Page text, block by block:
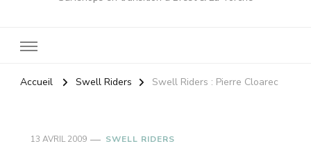
Accueil Swell Riders Swell Riders : Pierre Cloarec
13 AVRIL 2009 SWELL RIDERS